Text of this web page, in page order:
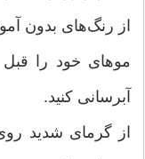
از رنگ‌های بدون
موهای خود را
آبرسانی کنید.
از گرمای شدید